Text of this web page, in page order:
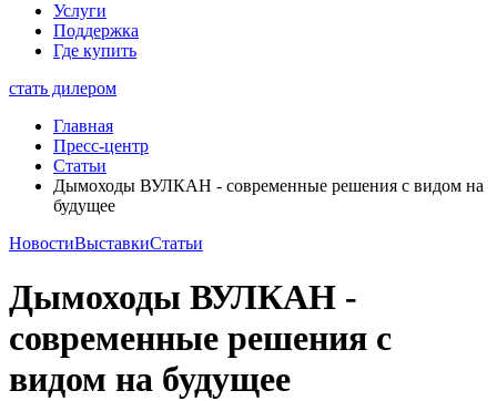
Услуги
Поддержка
Где купить
стать дилером
Главная
Пресс-центр
Статьи
Дымоходы ВУЛКАН - современные решения с видом на
будущее
НовостиВыставкиСтатьи
Дымоходы ВУЛКАН -
современные решения с
видом на будущее